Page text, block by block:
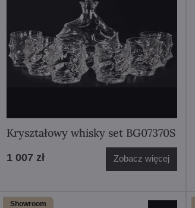
Kryształowy whisky set BG07370S
1 007 zł Zobacz więcej
Showroom